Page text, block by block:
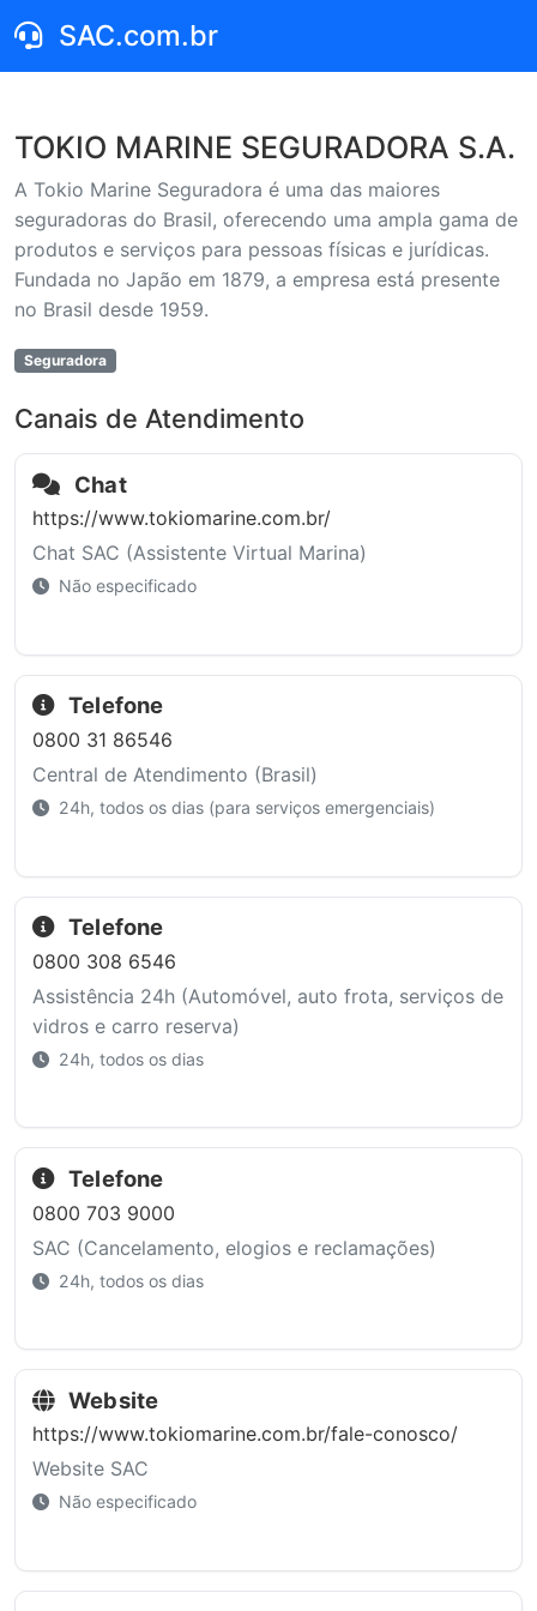
SAC.com.br
TOKIO MARINE SEGURADORA S.A.
A Tokio Marine Seguradora é uma das maiores
seguradoras do Brasil, oferecendo uma ampla gama de
produtos e serviços para pessoas físicas e jurídicas.
Fundada no Japão em 1879, a empresa está presente
no Brasil desde 1959.
Seguradora
Canais de Atendimento
Chat
https://www.tokiomarine.com.br/
Chat SAC (Assistente Virtual Marina)
Não especificado
Telefone
0800 31 86546
Central de Atendimento (Brasil)
24h, todos os dias (para serviços emergenciais)
Telefone
0800 308 6546
Assistência 24h (Automóvel, auto frota, serviços de
vidros e carro reserva)
24h, todos os dias
Telefone
0800 703 9000
SAC (Cancelamento, elogios e reclamações)
24h, todos os dias
Website
https://www.tokiomarine.com.br/fale-conosco/
Website SAC
Não especificado